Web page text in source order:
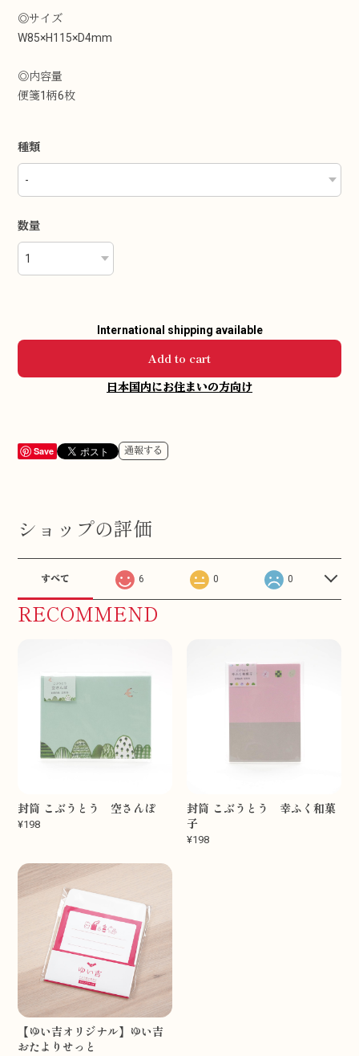
◎サイズ
W85×H115×D4mm
◎内容量
便箋1柄6枚
種類
数量
International shipping available
Add to cart
日本国内にお住まいの方向け
Save 通報する
ショップの評価
すべて 6 0 0
RECOMMEND
封筒 こぶうとう 空さんぽ
¥198
封筒 こぶうとう 幸ふく和菓
子
¥198
【ゆい吉オリジナル】ゆい吉
おたよりせっと